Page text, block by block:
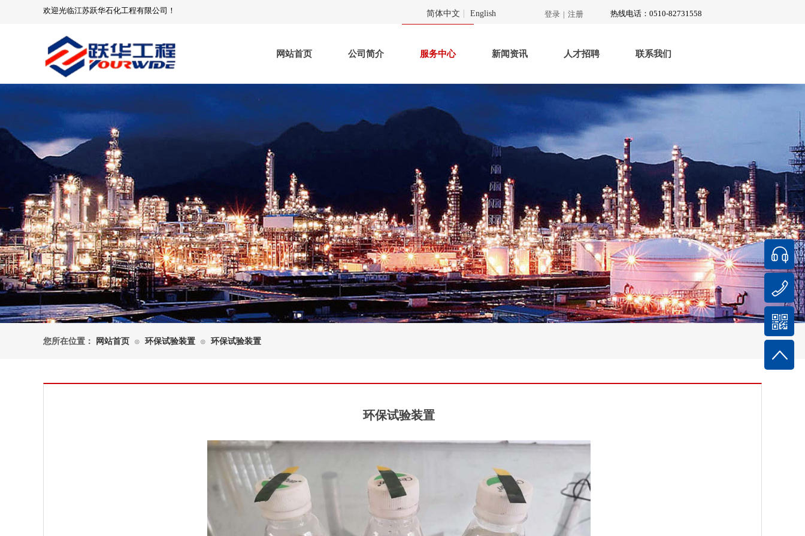
欢迎光临江苏跃华石化工程有限公司 ！ 简体中文 English
网站首页 公司简介 服务中心 新闻资讯 人才招聘 联系我们
登录 | 注册 热线电话： 0510-82731558
环保工程环保试验装置
带工艺包成套技术和设备
化工三废资源化利用
惠州伊科思 危险废水的减排和
振动检测及减
No menu!
您所在位置： 网站首页 ⊙ 环保试验装置 ⊙ 环保试验装置
环保试验装置